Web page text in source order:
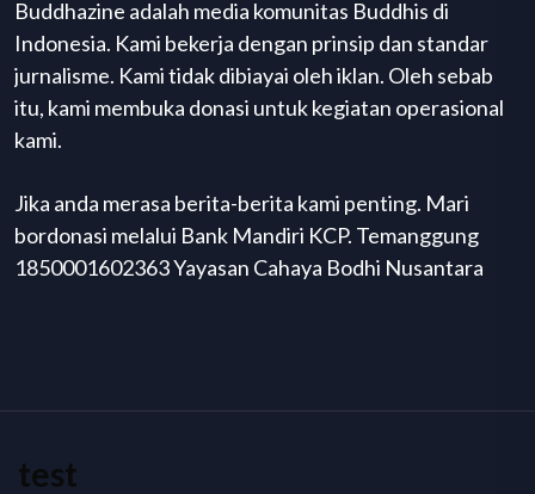
Buddhazine adalah media komunitas Buddhis di
Indonesia. Kami bekerja dengan prinsip dan standar
jurnalisme. Kami tidak dibiayai oleh iklan. Oleh sebab
itu, kami membuka donasi untuk kegiatan operasional
kami.
Jika anda merasa berita-berita kami penting. Mari
bordonasi melalui Bank Mandiri KCP. Temanggung
1850001602363 Yayasan Cahaya Bodhi Nusantara
test